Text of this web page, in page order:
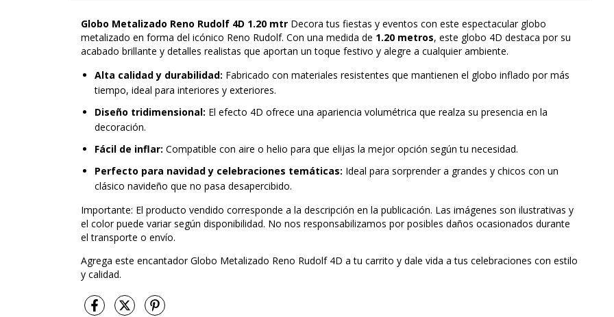
Globo Metalizado Reno Rudolf 4D 1.20 mtr Decora tus fiestas y eventos con este espectacular globo
metalizado en forma del icónico Reno Rudolf. Con una medida de 1.20 metros, este globo 4D destaca por su
acabado brillante y detalles realistas que aportan un toque festivo y alegre a cualquier ambiente.
Alta calidad y durabilidad: Fabricado con materiales resistentes que mantienen el globo inflado por más
tiempo, ideal para interiores y exteriores.
Diseño tridimensional: El efecto 4D ofrece una apariencia volumétrica que realza su presencia en la
decoración.
Fácil de inflar: Compatible con aire o helio para que elijas la mejor opción según tu necesidad.
Perfecto para navidad y celebraciones temáticas: Ideal para sorprender a grandes y chicos con un
clásico navideño que no pasa desapercibido.
Importante: El producto vendido corresponde a la descripción en la publicación. Las imágenes son ilustrativas y
el color puede variar según disponibilidad. No nos responsabilizamos por posibles daños ocasionados durante
el transporte o envío.
Agrega este encantador Globo Metalizado Reno Rudolf 4D a tu carrito y dale vida a tus celebraciones con estilo
y calidad.